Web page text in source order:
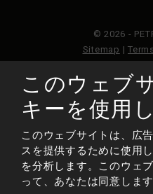
© 2026 -
Sitemap |
このウェブサイトは
れており、Googleのプラ
適用
作
このウェブ
キーを使用
このウェブサイトは、広
スを提供するために使用
を分析します。このウェ
って、あなたは同意しま